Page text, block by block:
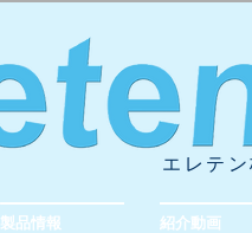
エレテ
製品情報 紹介動画